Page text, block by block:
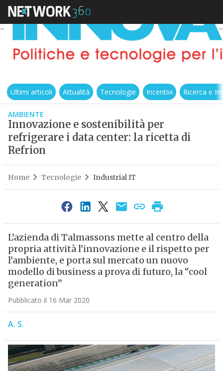
Ultimi articoli Attualità Tecnologie Incentivi Ricerca e
AMBIENTE
Innovazione e sostenibilità per
refrigerare i data center: la ricetta di
Refrion
Home Tecnologie Industrial IT
L’azienda di Talmassons mette al centro della
propria attività l’innovazione e il rispetto per
l’ambiente, e porta sul mercato un nuovo
modello di business a prova di futuro, la “cool
generation”
Pubblicato il 16 Mar 2020
A. S.